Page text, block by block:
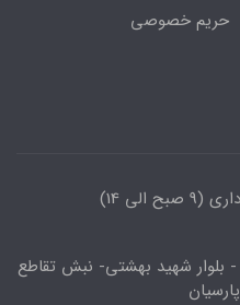
حریم خصوصی
بلوار شهید بهشتی- نبش تقاطع